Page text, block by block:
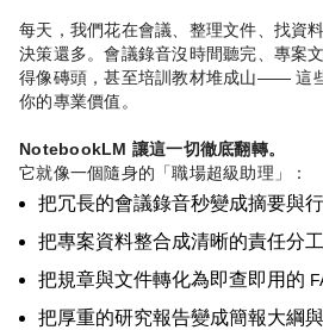
每天，我們花在會議、整理文件、找資
決策還多。會議錄音沒時間聽完、專案
得像磚頭，甚至培訓教材堆成山——這
你的專業價值。
NotebookLM 讓這一切徹底翻轉。
它就像一個隨身的「職場超級助理」：
把冗長的會議錄音秒變成摘要與
把專案資料整合成清晰的責任分
把規章與文件轉化為即查即用的
把厚重的研究報告變成簡報大綱